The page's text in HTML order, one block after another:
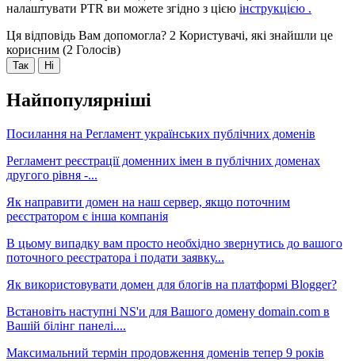
налаштувати PTR ви можете згідно з цією інструкцією .
Ця відповідь Вам допомогла? 2 Користувачі, які знайшли це
корисним (2 Голосів)
Так Ні
Найпопулярніші
Посилання на Регламент українських публічних доменів
Регламент реєстрації доменних імен в публічних доменах
другого рівня -...
Як направити домен на наш сервер, якщо поточним
реєстратором є інша компанія
В цьому випадку вам просто необхідно звернутись до вашого
поточного реєстратора і подати заявку...
Як використовувати домен для блогів на платформі Blogger?
Встановіть наступні NS'и для Вашого домену domain.com в
Вашій білінг панелі....
Максимальний термін продовження доменів тепер 9 років